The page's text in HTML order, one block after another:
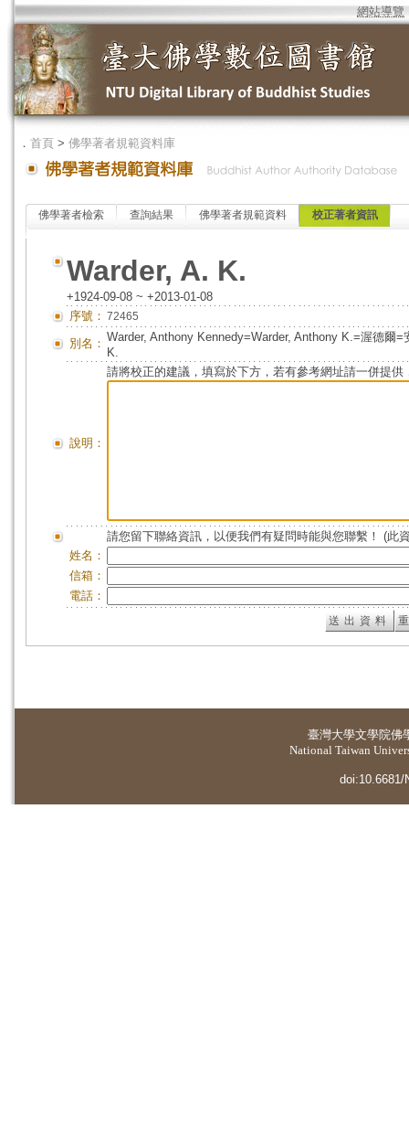
網站導覽
． 首頁 > 佛學著者規範資料庫
佛學著者檢索 查詢結果 佛學著者規範資料 校正著者資訊
Warder, A. K.
+1924-09-08 ~ +2013-01-08
序號： 72465
別名： Warder, Anthony Kennedy=Warder, Anthony K.=渥德爾
K.
說明：
請將校正的建議，填寫於下方，若有參考網址請一併提供
請您留下聯絡資訊，以便我們有疑問時能與您聯繫！ (此
姓名：
信箱：
電話：
臺灣大學文學院佛
National Taiwan
doi:10.6681/